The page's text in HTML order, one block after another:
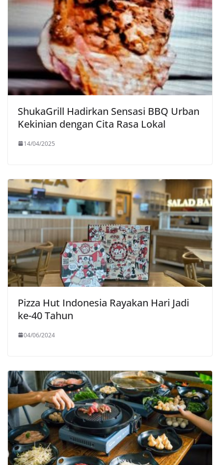
ShukaGrill Hadirkan Sensasi BBQ Urban
Kekinian dengan Cita Rasa Lokal
14/04/2025
Pizza Hut Indonesia Rayakan Hari Jadi
ke-40 Tahun
04/06/2024